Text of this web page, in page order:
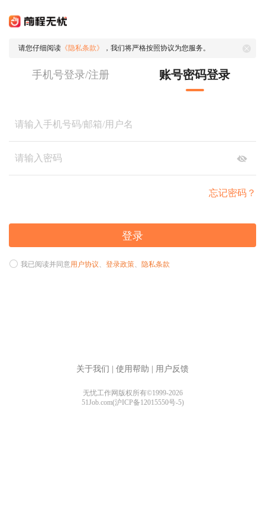
请您仔细阅读 《隐私条款》 ，我们将严格按照协议为您服务。
手机号登录/注册 账号密码登录
忘记密码？
登录
我已阅读并同意用户协议、 登录政策、 隐私条款
关于我们 使用帮助 用户反馈
无忧工作网版权所有©1999-2026
51Job.com(沪ICP备12015550号-5)